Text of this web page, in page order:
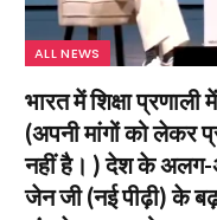
ALL NEWS
भारत में शिक्षा
(अपनी मांगों को लेकर
नहीं है। ) देश के अलग-
जेन जी (नई पीढ़ी) के